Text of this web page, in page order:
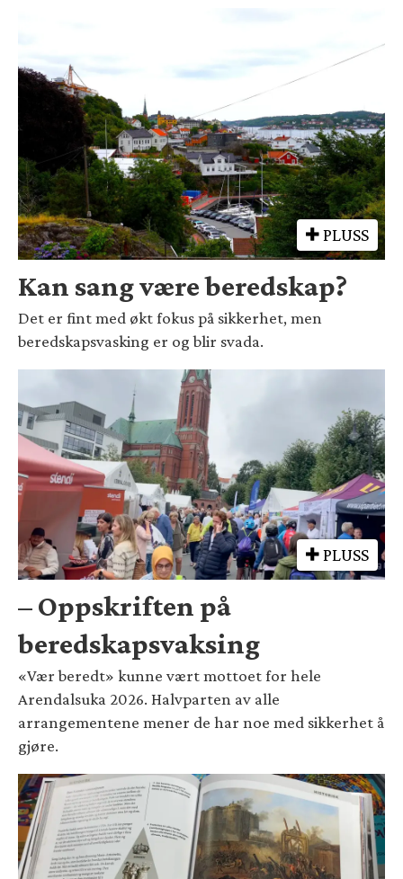
PLUSS
Kan sang være beredskap?
Det er fint med økt fokus på sikkerhet, men
beredskapsvasking er og blir svada.
PLUSS
– Oppskriften på
beredskapsvaksing
«Vær beredt» kunne vært mottoet for hele
Arendalsuka 2026. Halvparten av alle
arrangementene mener de har noe med sikkerhet å
gjøre.